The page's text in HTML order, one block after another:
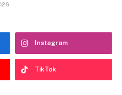
Instagram
TikTok